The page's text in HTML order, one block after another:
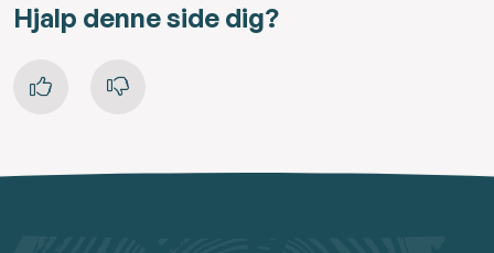
Hjalp denne side dig?